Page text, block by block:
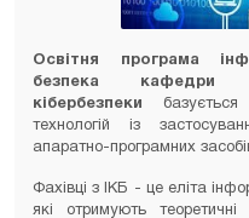
Освітня програма
безпека кафедри
кібербезпеки
технологій із
апаратно-програмних
Фахівці з ІКБ - це еліта
які отримують